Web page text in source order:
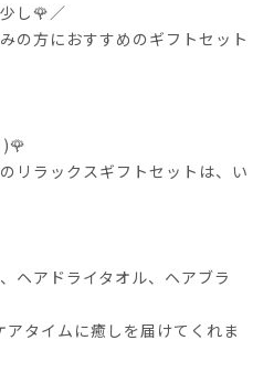
し🌹／
の方におすすめのギフトセット
リラックスギフトセットは、い
ヘアドライタオル、ヘアブラ
タイムに癒しを届けてくれま